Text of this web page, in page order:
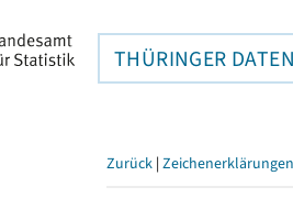
THÜRINGER DATEN
Zurück |